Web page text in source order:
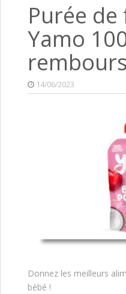
Purée
Yamo
14/06/2023
Donnez les meilleurs
bébé !